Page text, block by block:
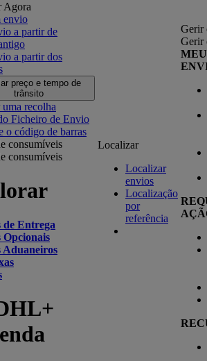
Agora
envio
a partir de
a partir dos
preço e tempo de
trânsito
recolha
Ficheiro de Envio
o código de barras
consumíveis
consumíveis
de Entrega
Opcionais
Aduaneiros
Localizar
Localizar
envios
Localização
por
referência
Gerir
Gerir